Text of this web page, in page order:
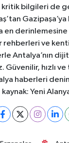
bilgileri de
en
ve
Antalya’nın
Güvenilir, hızlı
haberleri
kaynak: Yeni